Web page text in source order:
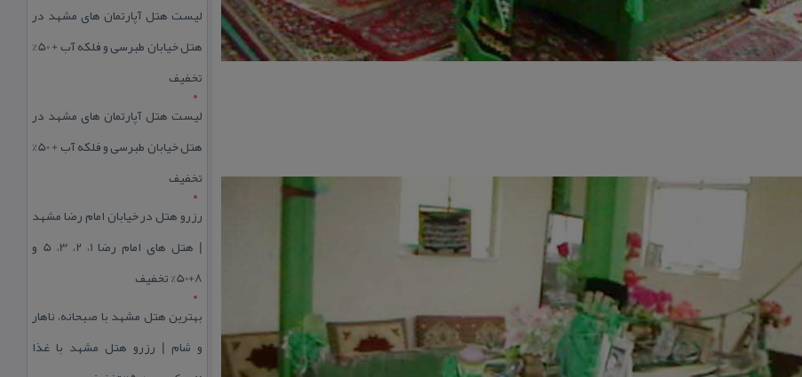
لیست هتل آپارتمان های مشهد در
هتل خیابان طبرسی و فلکه آب + 50%
تخفیف
لیست هتل آپارتمان های مشهد در
هتل خیابان طبرسی و فلکه آب + 50%
تخفیف
رزرو هتل در خیابان امام رضا مشهد
| هتل‌ های امام رضا 1، 2، 3، 5 و
8+50% تخفیف
بهترین هتل مشهد با صبحانه، ناهار
و شام | رزرو هتل مشهد با غذا